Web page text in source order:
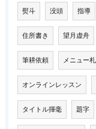
熨斗 没頭 指導
住所書き 望月虚舟
筆耕依頼 メニュー札
オンラインレッスン
タイトル揮毫 題字